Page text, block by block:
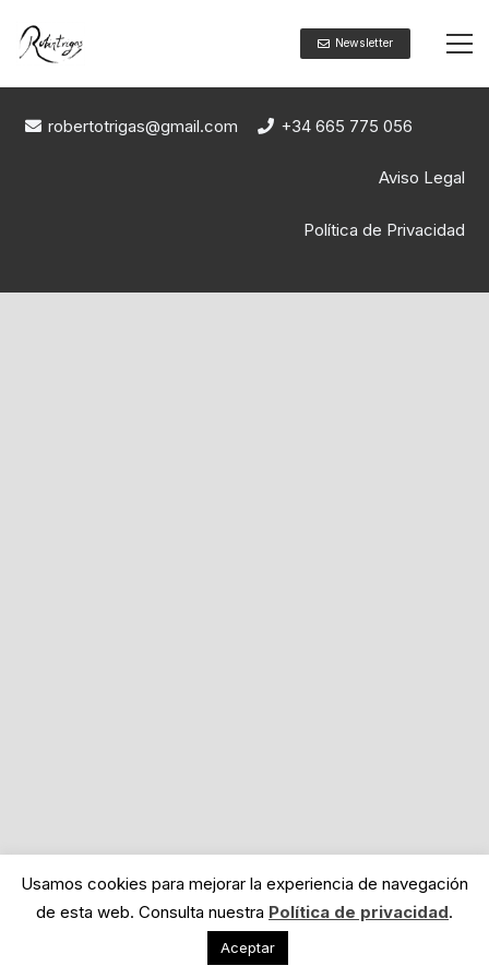
Newsletter
robertotrigas@gmail.com +34 665 775 056
Aviso Legal
Política de Privacidad
Usamos cookies para mejorar la experiencia de navegación
de esta web. Consulta nuestra Política de privacidad.
Aceptar